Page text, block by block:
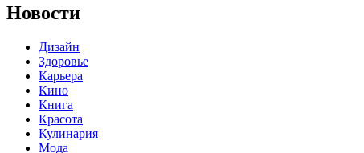
Новости
Дизайн
Здоровье
Карьера
Кино
Книга
Красота
Кулинария
Мода